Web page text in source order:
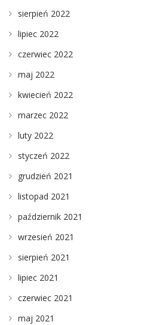
sierpień 2022
lipiec 2022
czerwiec 2022
maj 2022
kwiecień 2022
marzec 2022
luty 2022
styczeń 2022
grudzień 2021
listopad 2021
październik 2021
wrzesień 2021
sierpień 2021
lipiec 2021
czerwiec 2021
maj 2021